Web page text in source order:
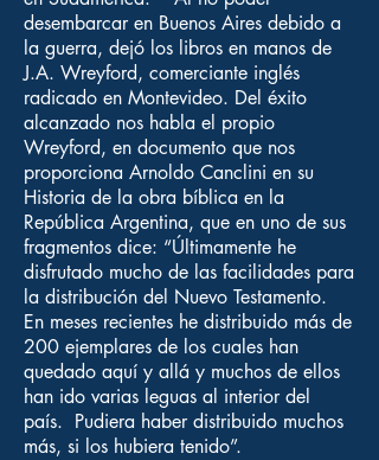
desembarcar en Buenos Aires debido a
la guerra, dejó los libros en manos de
J.A. Wreyford, comerciante inglés
radicado en Montevideo. Del éxito
alcanzado nos habla el propio
Wreyford, en documento que nos
proporciona Arnoldo Canclini en su
Historia de la obra bíblica en la
República Argentina, que en uno de sus
fragmentos dice: “Últimamente he
disfrutado mucho de las facilidades para
la distribución del Nuevo Testamento.
En meses recientes he distribuido más de
200 ejemplares de los cuales han
quedado aquí y allá y muchos de ellos
han ido varias leguas al interior del
país. Pudiera haber distribuido muchos
más, si los hubiera tenido”.